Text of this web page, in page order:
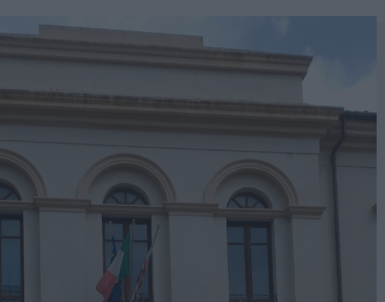
TURISTE SI PERDONO A TAVOLARA: SALVATE DAI VIGILI DEL FUOCO